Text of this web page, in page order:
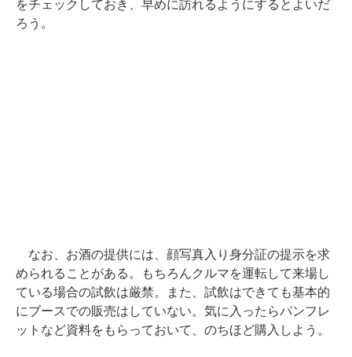
をチェックしておき、早めに訪れるようにするとよいだ
ろう。
なお、お酒の提供には、顔写真入り身分証の提示を求
められることがある。もちろんクルマを運転して来場し
ている場合の試飲は厳禁。また、試飲はできても基本的
にブースでの販売はしていない。気に入ったらパンフレ
ットなど資料をもらっておいて、のちほど購入しよう。